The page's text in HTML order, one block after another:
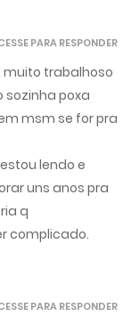
muito trabalhoso
sozinha poxa
msm se for pra
lendo e
uns anos pra
q
complicado.
PARA RESPONDER
PARA RESPONDER